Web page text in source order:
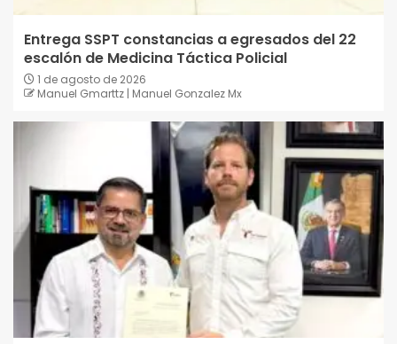
Entrega SSPT constancias a egresados del 22
escalón de Medicina Táctica Policial
1 de agosto de 2026
Manuel Gmarttz | Manuel Gonzalez Mx